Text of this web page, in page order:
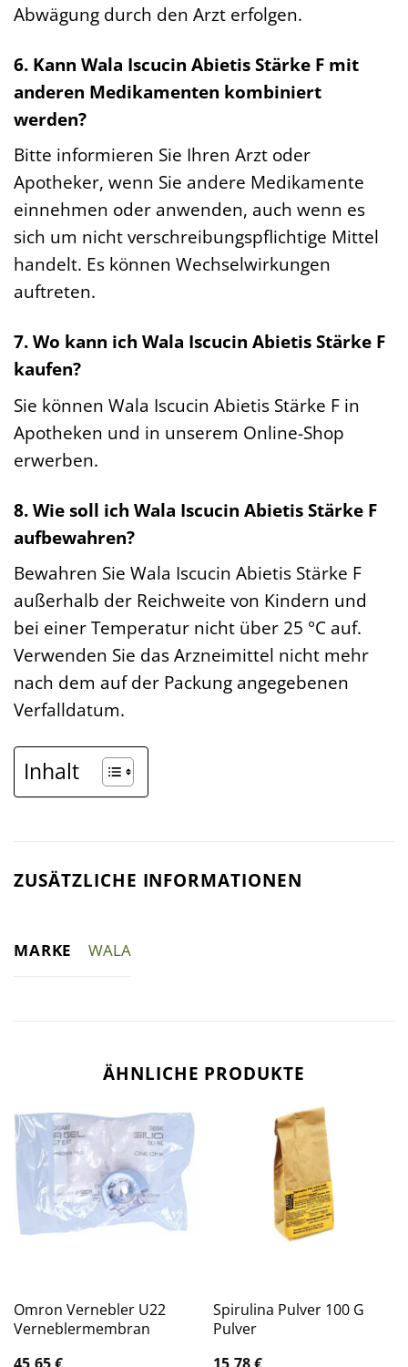
Abwägung durch den Arzt erfolgen.
6. Kann Wala Iscucin Abietis Stärke F mit
anderen Medikamenten kombiniert
werden?
Bitte informieren Sie Ihren Arzt oder
Apotheker, wenn Sie andere Medikamente
einnehmen oder anwenden, auch wenn es
sich um nicht verschreibungspflichtige Mittel
handelt. Es können Wechselwirkungen
auftreten.
7. Wo kann ich Wala Iscucin Abietis Stärke F
kaufen?
Sie können Wala Iscucin Abietis Stärke F in
Apotheken und in unserem Online-Shop
erwerben.
8. Wie soll ich Wala Iscucin Abietis Stärke F
aufbewahren?
Bewahren Sie Wala Iscucin Abietis Stärke F
außerhalb der Reichweite von Kindern und
bei einer Temperatur nicht über 25 °C auf.
Verwenden Sie das Arzneimittel nicht mehr
nach dem auf der Packung angegebenen
Verfalldatum.
Inhalt
ZUSÄTZLICHE INFORMATIONEN
MARKE WALA
ÄHNLICHE PRODUKTE
Omron Vernebler U22
Verneblermembran
Spirulina Pulver 100 G
Pulver